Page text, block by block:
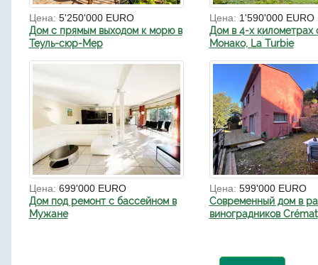
Цена: 5'250'000 EURO
Дом с прямым выходом к морю в
Теуль-сюр-Мер
Цена: 1'590'000 EURO
Дом в 4-х километрах
Монако, La Turbie
Цена: 699'000 EURO
Дом под ремонт с бассейном в
Мужане
Цена: 599'000 EURO
Современный дом в
виноградников Crémat